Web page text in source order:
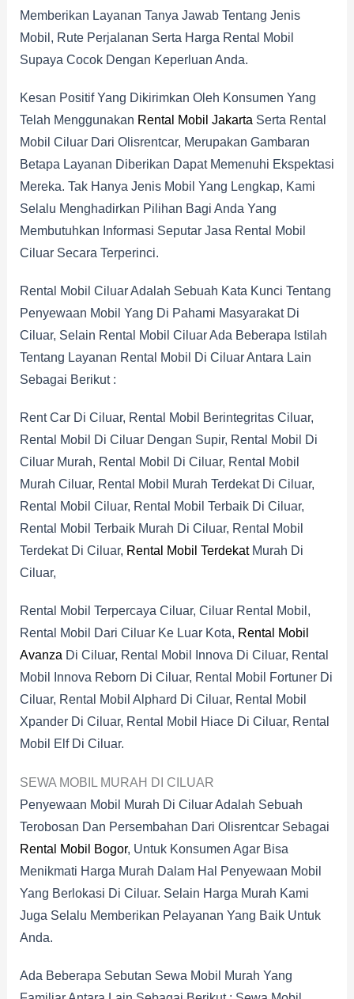
Memberikan Layanan Tanya Jawab Tentang Jenis
Mobil, Rute Perjalanan Serta Harga Rental Mobil
Supaya Cocok Dengan Keperluan Anda.
Kesan Positif Yang Dikirimkan Oleh Konsumen Yang
Telah Menggunakan Rental Mobil Jakarta Serta Rental
Mobil Ciluar Dari Olisrentcar, Merupakan Gambaran
Betapa Layanan Diberikan Dapat Memenuhi Ekspektasi
Mereka. Tak Hanya Jenis Mobil Yang Lengkap, Kami
Selalu Menghadirkan Pilihan Bagi Anda Yang
Membutuhkan Informasi Seputar Jasa Rental Mobil
Ciluar Secara Terperinci.
Rental Mobil Ciluar Adalah Sebuah Kata Kunci Tentang
Penyewaan Mobil Yang Di Pahami Masyarakat Di
Ciluar, Selain Rental Mobil Ciluar Ada Beberapa Istilah
Tentang Layanan Rental Mobil Di Ciluar Antara Lain
Sebagai Berikut :
Rent Car Di Ciluar, Rental Mobil Berintegritas Ciluar,
Rental Mobil Di Ciluar Dengan Supir, Rental Mobil Di
Ciluar Murah, Rental Mobil Di Ciluar, Rental Mobil
Murah Ciluar, Rental Mobil Murah Terdekat Di Ciluar,
Rental Mobil Ciluar, Rental Mobil Terbaik Di Ciluar,
Rental Mobil Terbaik Murah Di Ciluar, Rental Mobil
Terdekat Di Ciluar, Rental Mobil TerdekatMurah Di
Ciluar,
Rental Mobil Terpercaya Ciluar, Ciluar Rental Mobil,
Rental Mobil Dari Ciluar Ke Luar Kota, Rental Mobil
Avanza Di Ciluar, Rental Mobil Innova Di Ciluar, Rental
Mobil Innova Reborn Di Ciluar, Rental Mobil Fortuner Di
Ciluar, Rental Mobil Alphard Di Ciluar, Rental Mobil
Xpander Di Ciluar, Rental Mobil Hiace Di Ciluar, Rental
Mobil Elf Di Ciluar.
SEWA MOBIL MURAH DI CILUAR
Penyewaan Mobil Murah Di Ciluar Adalah Sebuah
Terobosan Dan Persembahan Dari Olisrentcar Sebagai
Rental Mobil Bogor, Untuk Konsumen Agar Bisa
Menikmati Harga Murah Dalam Hal Penyewaan Mobil
Yang Berlokasi Di Ciluar. Selain Harga Murah Kami
Juga Selalu Memberikan Pelayanan Yang Baik Untuk
Anda.
Ada Beberapa Sebutan Sewa Mobil Murah Yang